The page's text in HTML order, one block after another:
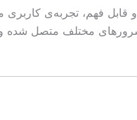
قابل فهم، تجربه‌ی کاربری
سرورهای مختلف متصل